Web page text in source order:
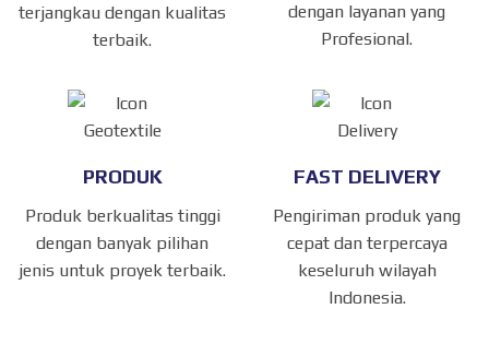
terjangkau dengan kualitas
terbaik.
dengan layanan yang
Profesional.
PRODUK
Produk berkualitas tinggi
dengan banyak pilihan
jenis untuk proyek terbaik.
FAST DELIVERY
Pengiriman produk yang
cepat dan terpercaya
keseluruh wilayah
Indonesia.